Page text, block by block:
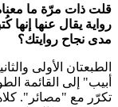
قلت ذات مرّة ما
رواية يقال عنها
مدى نجاح روايتك؟
الطبعتان الأولى
أبيب" إلى القائمة
تكرّر مع "مصائر".